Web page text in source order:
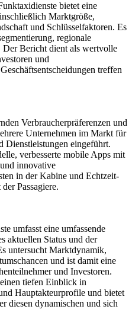
bietet eine
Marktgröße,
und Schlüsselfaktoren. Es
regionale
Bericht dient als wertvolle
und
treffen
Verbraucherpräferenzen und
Unternehmen im Markt für
Dienstleistungen eingeführt.
verbesserte mobile Apps mit
innovative
in der Kabine und Echtzeit-
Passagiere.
umfasst eine umfassende
aktuellen Status und der
untersucht Marktdynamik,
und ist damit eine
und Investoren.
tiefen Einblick in
Hauptakteurprofile und bietet
diesen dynamischen und sich